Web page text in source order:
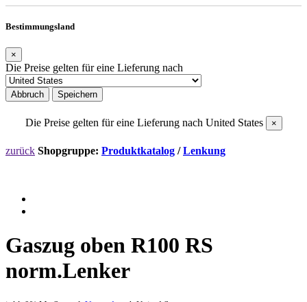
Bestimmungsland
×
Die Preise gelten für eine Lieferung nach
Abbruch Speichern
Die Preise gelten für eine Lieferung nach United States ×
zurück Shopgruppe: Produktkatalog /Lenkung
Gaszug oben R100 RS
norm.Lenker